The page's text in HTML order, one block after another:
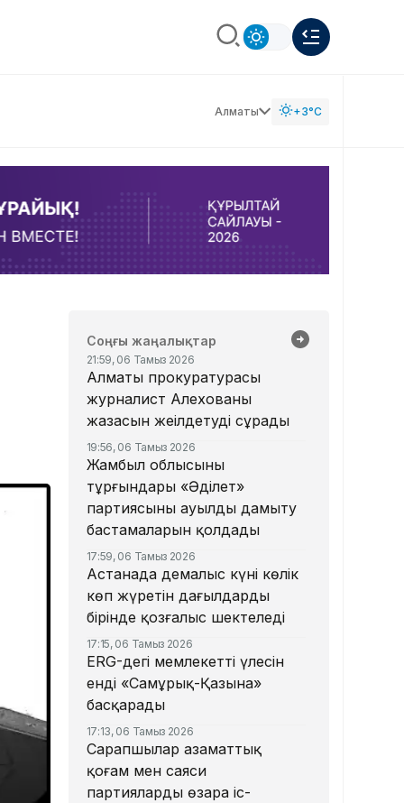
Алматы +3°C
Соңғы жаңалықтар
21:59, 06 Тамыз 2026
Алматы прокуратурасы
журналист Алехованың
жазасын жеңілдетуді сұрады
19:56, 06 Тамыз 2026
Жамбыл облысының
тұрғындары «Әділет»
партиясының ауылды дамыту
бастамаларын қолдады
17:59, 06 Тамыз 2026
Астанада демалыс күні көлік
көп жүретін даңғылдардың
бірінде қозғалыс шектеледі
17:15, 06 Тамыз 2026
ERG-дегі мемлекеттің үлесін
енді «Самұрық-Қазына»
басқарады
17:13, 06 Тамыз 2026
Сарапшылар азаматтық
қоғам мен саяси
партиялардың өзара іс-